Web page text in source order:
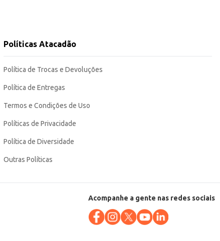
Políticas Atacadão
Política de Trocas e Devoluções
Política de Entregas
Termos e Condições de Uso
Políticas de Privacidade
Política de Diversidade
Outras Políticas
Acompanhe a gente nas redes sociais